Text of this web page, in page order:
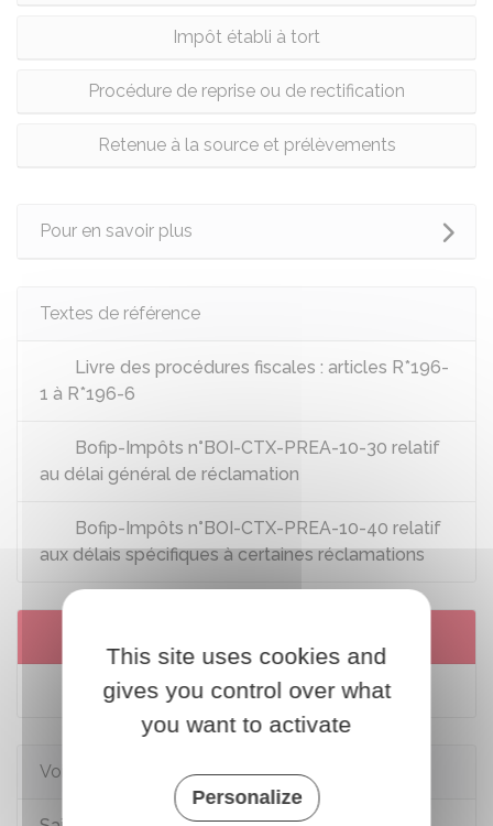
Impôt établi à tort
Procédure de reprise ou de rectification
Retenue à la source et prélèvements
Pour en savoir plus
Textes de référence
Livre des procédures fiscales : articles R*196-
1 à R*196-6
Bofip-Impôts n°BOI-CTX-PREA-10-30 relatif
au délai général de réclamation
Bofip-Impôts n°BOI-CTX-PREA-10-40 relatif
aux délais spécifiques à certaines réclamations
Impôts : accéder à votre espace Particulier
Voir aussi
This site uses cookies and
gives you control over what
you want to activate
Personalize